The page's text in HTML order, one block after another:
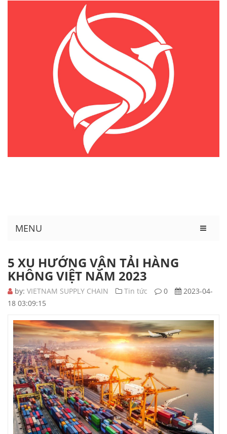
MENU
5 XU HƯỚNG VẬN TẢI HÀNG
KHÔNG VIỆT NĂM 2023
by: VIETNAM SUPPLY CHAIN Tin tức 0
2023-04-
18 03:09:15